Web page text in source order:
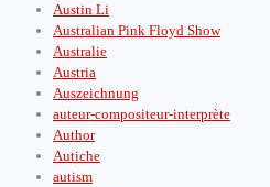
Austin Li
Australian Pink Floyd Show
Australie
Austria
Auszeichnung
auteur-compositeur-interprète
Author
Autiche
autism